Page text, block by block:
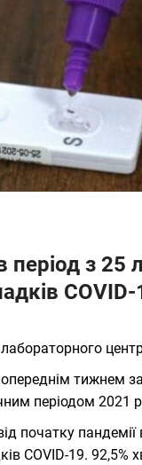
з 25
COVID-
тижнем
періодом
початку
COVID-19. 92,5%